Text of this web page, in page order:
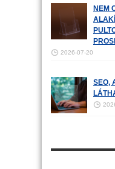
NEM
2026-07-20
SEO,